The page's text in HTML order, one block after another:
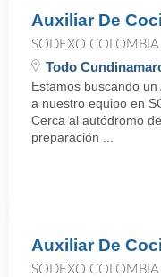
Auxiliar De
SODEXO COLOMBIA
Todo
Estamos buscando
a nuestro equipo en
Cerca al autódromo
preparación ...
Auxiliar De
SODEXO COLOMBIA